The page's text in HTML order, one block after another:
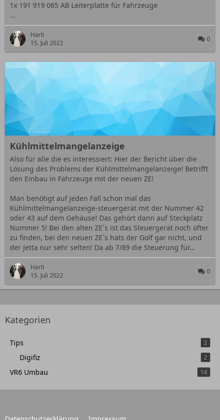
1x 191 919 065 AB Leiterplatte für Fahrzeuge
…
Harti
15. Juli 2022
0
Kühlmittelmangelanzeige
Also für alle die es interessiert: Hier der Bericht über die
Lösung des Problems der Kühlmittelmangelanzeige! Betrifft
den Einbau in Fahrzeuge mit der neuen ZE!
Man benötigt auf jeden Fall schon mal das
Kühlmittelmangelanzeige-steuergerät mit der Nummer 42
oder 43 auf dem Gehäuse! Das gehört dann auf Steckplatz
Nummer 5! Bei den alten ZE´s ist das Steuergerät noch öfter
zu finden, bei den neuen ZE´s hats der Golf gar nicht, und
der Jetta nur sehr selten! Da ab 7/89 die Steuerung für…
Harti
15. Juli 2022
0
Kategorien
Tips 2
Digifiz 2
VR6 Umbau 14